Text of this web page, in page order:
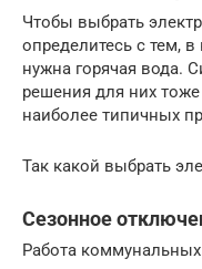
Чтобы выбрать
определитесь с тем,
нужна горячая вода.
решения для них
наиболее типичных
Так какой выбрать
Сезонное
Работа